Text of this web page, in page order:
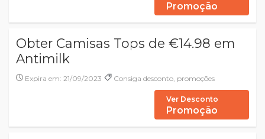
Promoção
Obter Camisas Tops de €14.98 em
Antimilk
Expira em: 21/09/2023 Consiga desconto, promoções
Ver Desconto
Promoção